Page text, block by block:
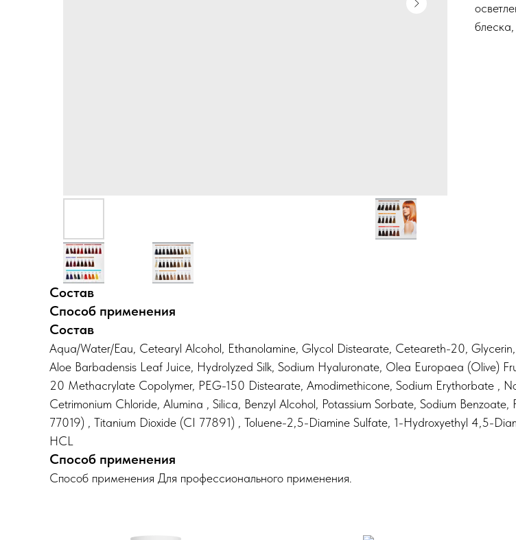
Состав
Способ применения
Состав
Aqua/Water/Eau, Cetearyl Alcohol, Ethanolamine, Glycol Distearate, Ceteareth-20,
Aloe Barbadensis Leaf Juice, Hydrolyzed Silk, Sodium Hyaluronate, Olea Europaea (Olive)
20 Methacrylate Copolymer, PEG-150 Distearate, Amodimethicone, Sodium Erythorbate ,
Cetrimonium Chloride, Alumina , Silica, Benzyl Alcohol, Potassium Sorbate, Sodium
77019) , Titanium Dioxide (CI 77891) , Toluene-2,5-Diamine Sulfate, 1-Hydroxyethyl 4,5-
HCL
Способ применения
Способ применения Для профессионального применения.